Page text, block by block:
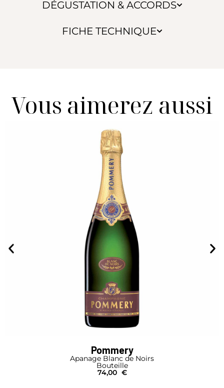
DÉGUSTATION & ACCORDS
FICHE TECHNIQUE
Vous aimerez aussi
Apanage Brut